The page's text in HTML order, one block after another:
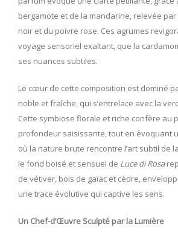
bergamote et de la mandarine, relevée
noir et du poivre rose. Ces agrumes
voyage sensoriel exaltant, que la
ses nuances subtiles.
Le cœur de cette composition est dominé
noble et fraîche, qui s’entrelace avec la
Cette symbiose florale et riche confère au
profondeur saisissante, tout en évoquant
où la nature brute rencontre l’art subtil de
le fond boisé et sensuel de Luce di Rosa
de vétiver, bois de gaïac et cèdre,
une trace évolutive qui captive les sens.
Un Chef-d’Œuvre Sculpté par la Lumière